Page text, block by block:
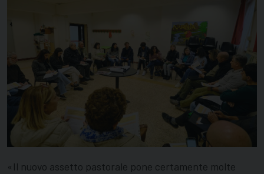
«Il nuovo assetto pastorale pone certamente molte